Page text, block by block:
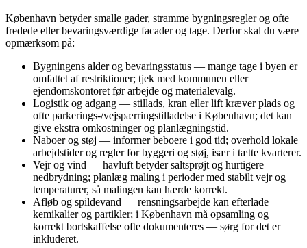
København betyder smalle gader, stramme bygningsregler og ofte
fredede eller bevaringsværdige facader og tage. Derfor skal du være
opmærksom på:
Bygningens alder og bevaringsstatus — mange tage i byen er
omfattet af restriktioner; tjek med kommunen eller
ejendomskontoret før arbejde og materialevalg.
Logistik og adgang — stillads, kran eller lift kræver plads og
ofte parkerings‑/vejspærringstilladelse i København; det kan
give ekstra omkostninger og planlægningstid.
Naboer og støj — informer beboere i god tid; overhold lokale
arbejdstider og regler for byggeri og støj, især i tætte kvarterer.
Vejr og vind — havluft betyder saltsprøjt og hurtigere
nedbrydning; planlæg maling i perioder med stabilt vejr og
temperaturer, så malingen kan hærde korrekt.
Afløb og spildevand — rensningsarbejde kan efterlade
kemikalier og partikler; i København må opsamling og
korrekt bortskaffelse ofte dokumenteres — sørg for det er
inkluderet.